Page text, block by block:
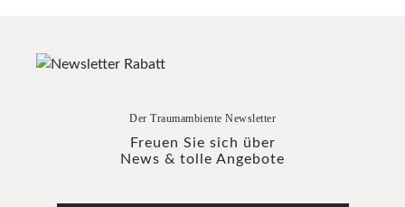
Der Traumambiente Newsletter
Freuen Sie sich über
News & tolle Angebote